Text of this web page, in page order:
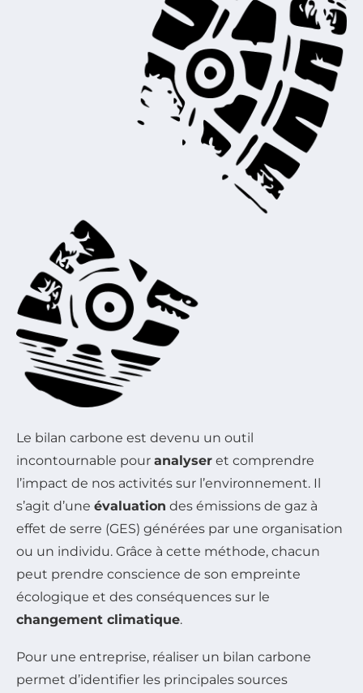
Le bilan carbone est devenu un outil
incontournable pour analyser et comprendre
l’impact de nos activités sur l’environnement. Il
s’agit d’une évaluation des émissions de gaz à
effet de serre (GES) générées par une organisation
ou un individu. Grâce à cette méthode, chacun
peut prendre conscience de son empreinte
écologique et des conséquences sur le
changement climatique.
Pour une entreprise, réaliser un bilan carbone
permet d’identifier les principales sources